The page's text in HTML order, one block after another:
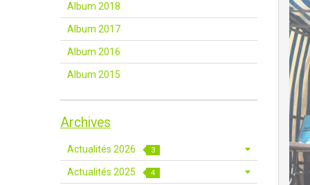
Album 2018
Album 2017
Album 2016
Album 2015
Archives
Actualités 2026 3
Actualités 2025 4